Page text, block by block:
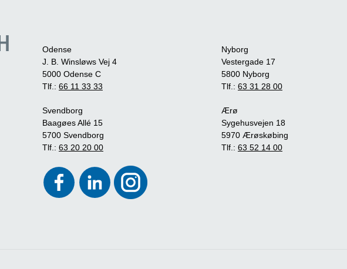
Odense
J. B. Winsløws Vej 4
5000 Odense C
Tlf.: 66 11 33 33
Svendborg
Baagøes Allé 15
5700 Svendborg
Tlf.: 63 20 20 00
Nyborg
Vestergade 17
5800 Nyborg
Tlf.: 63 31 28 00
Ærø
Sygehusvejen 18
5970 Ærøskøbing
Tlf.: 63 52 14 00